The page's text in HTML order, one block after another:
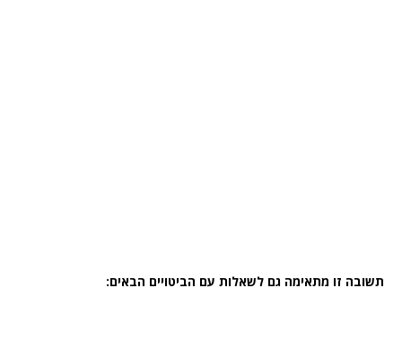
תשובה זו מתאימה גם לשאלות עם הביטויים הבאים: